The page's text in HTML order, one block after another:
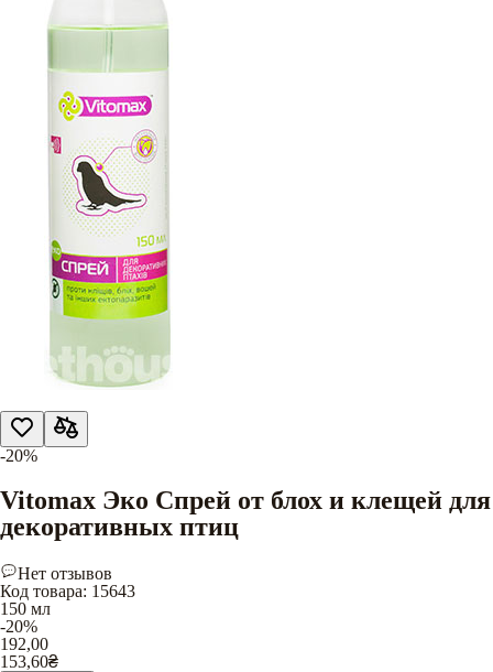
-20%
Vitomax Эко Спрей от блох и клещей для
декоративных птиц
Нет отзывов
Код товара: 15643
150 мл
-20%
192,00
153,60₴